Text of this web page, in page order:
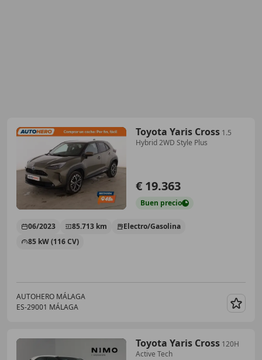
Toyota Yaris Cross 1.5
Hybrid 2WD Style Plus
€ 19.363
Buen precio
06/2023 85.713 km
Electro/Gasolina
85 kW (116 CV)
AUTOHERO MÁLAGA
ES-29001 MÁLAGA
Toyota Yaris Cross 120H
Active Tech